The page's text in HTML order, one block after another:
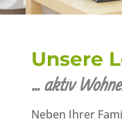
Unsere
… aktiv
Neben Ihrer